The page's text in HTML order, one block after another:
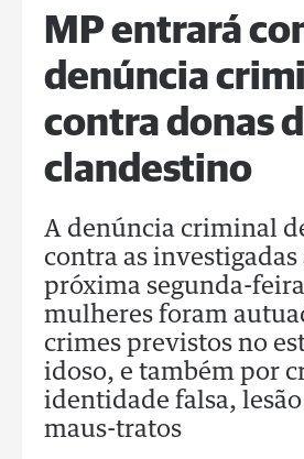
MP entrará
denúncia
contra donas
clandestino
A denúncia criminal
contra as investigadas
próxima segunda-
mulheres foram
crimes previstos no
idoso, e também por
identidade falsa,
maus-tratos